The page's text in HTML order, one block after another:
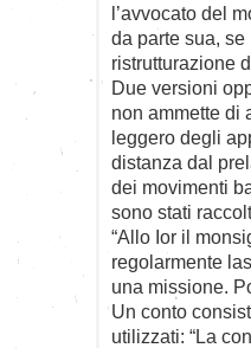
l’avvocato del
da parte sua,
ristrutturazione
Due versioni
non ammette di
leggero degli
distanza dal
dei movimenti
sono stati
“Allo Ior il
regolarmente
una missione.
Un conto
utilizzati: “La